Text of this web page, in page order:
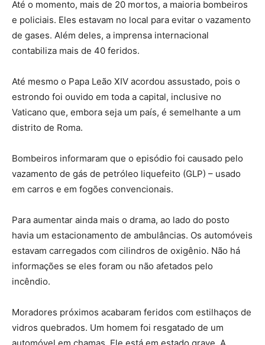
Até o momento, mais de 20 mortos, a maioria bombeiros
e policiais. Eles estavam no local para evitar o vazamento
de gases. Além deles, a imprensa internacional
contabiliza mais de 40 feridos.
Até mesmo o Papa Leão XIV acordou assustado, pois o
estrondo foi ouvido em toda a capital, inclusive no
Vaticano que, embora seja um país, é semelhante a um
distrito de Roma.
Bombeiros informaram que o episódio foi causado pelo
vazamento de gás de petróleo liquefeito (GLP) – usado
em carros e em fogões convencionais.
Para aumentar ainda mais o drama, ao lado do posto
havia um estacionamento de ambulâncias. Os automóveis
estavam carregados com cilindros de oxigênio. Não há
informações se eles foram ou não afetados pelo
incêndio.
Moradores próximos acabaram feridos com estilhaços de
vidros quebrados. Um homem foi resgatado de um